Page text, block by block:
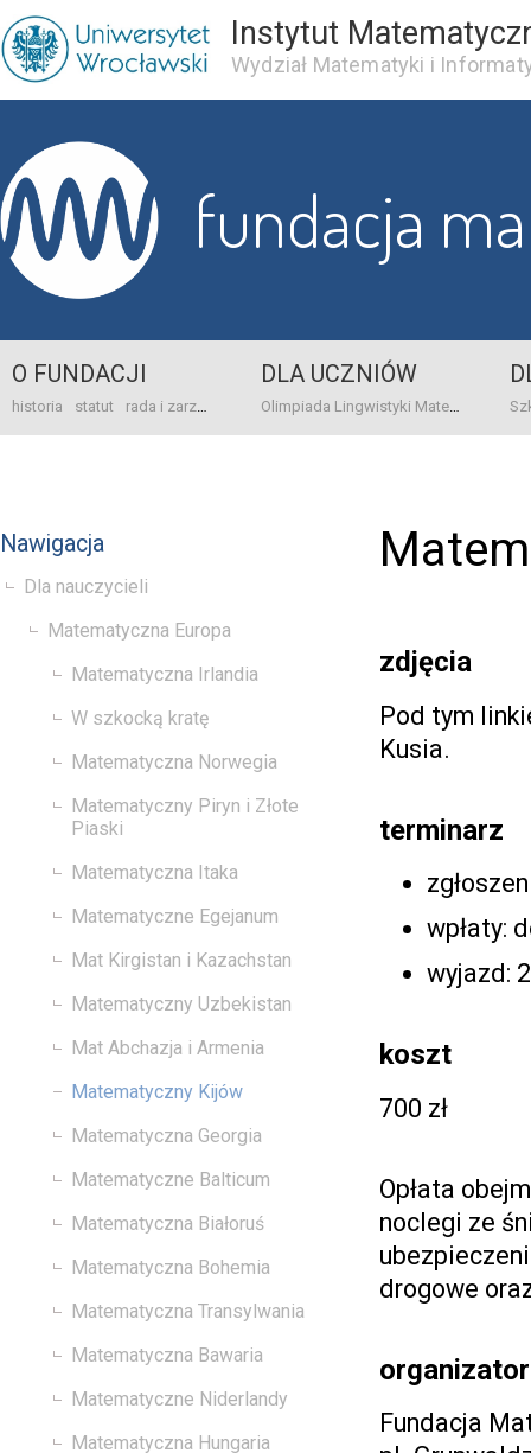
Instytut
Wydział Matematyki i
fundacja
O FUNDACJI
historia statut rada i zarząd dane bankowo-adresowe kontakt
DLA UCZNIÓW
Olimpiada Lingwistyki Matematycznej
Nawigacja
Dla nauczycieli
Matematyczna Europa
Matematyczna Irlandia
W szkocką kratę
Matematyczna Norwegia
Matematyczny Piryn i Złote
Piaski
Matematyczna Itaka
Matematyczne Egejanum
Mat Kirgistan i Kazachstan
Matematyczny Uzbekistan
Mat Abchazja i Armenia
Matematyczny Kijów
Matematyczna Georgia
Matematyczne Balticum
Matematyczna Białoruś
Matematyczna Bohemia
Matematyczna Transylwania
Matematyczna Bawaria
Matematyczne Niderlandy
Matematyczna Hungaria
zdjęcia
Pod tym
Kusia.
terminarz
wpłaty:
wyjazd:
koszt
700 zł
Opłata
noclegi ze
drogowe
organizator
Fundacja